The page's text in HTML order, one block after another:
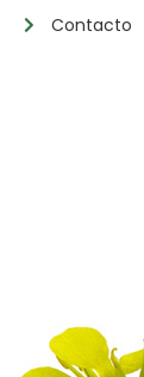
Contacto